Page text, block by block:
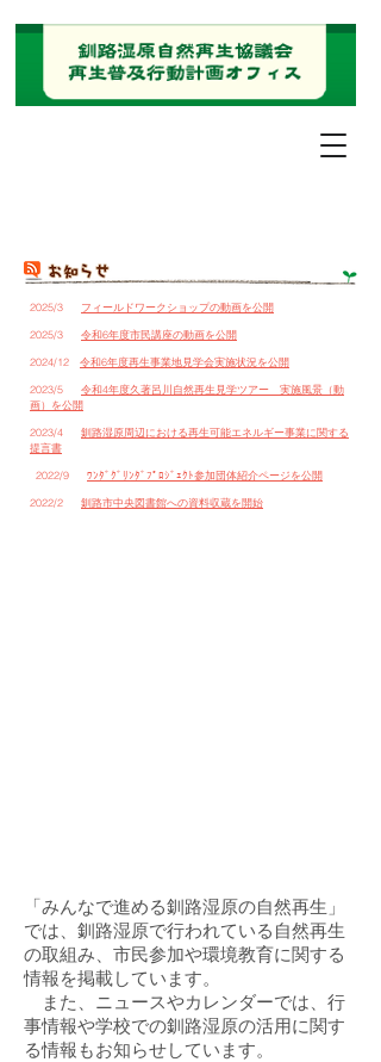
2025/3 フィールドワークショップの動画を公開
2025/3 令和6年度市民講座の動画を公開
2024/12 令和6年度再生事業地見学会実施状況を公開
2023/5 令和4年度久著呂川自然再生見学ツアー 実施風景（動
画）を公開
2023/4 釧路湿原周辺における再生可能エネルギー事業に関する
提言書
2022/9 ﾜﾝﾀﾞｸﾞﾘﾝﾀﾞﾌﾟﾛｼﾞｪｸﾄ参加団体紹介ページを公開
2022/2 釧路市中央図書館への資料収蔵を開始
「みんなで進める釧路湿原の自然再生」
では、釧路湿原で行われている自然再生
の取組み、市民参加や環境教育に関する
情報を掲載しています。
また、ニュースやカレンダーでは、行
事情報や学校での釧路湿原の活用に関す
る情報もお知らせしています。